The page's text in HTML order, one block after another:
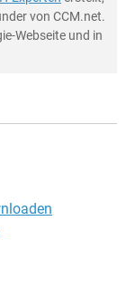
von CCM.net.
Webseite und in